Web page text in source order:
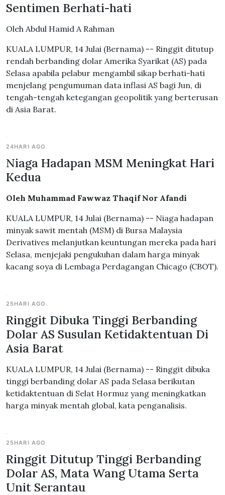
Sentimen Berhati-hati
Oleh Abdul Hamid A Rahman
KUALA LUMPUR, 14 Julai (Bernama) -- Ringgit ditutup
rendah berbanding dolar Amerika Syarikat (AS) pada
Selasa apabila pelabur mengambil sikap berhati-hati
menjelang pengumuman data inflasi AS bagi Jun, di
tengah-tengah ketegangan geopolitik yang berterusan
di Asia Barat.
24HARI AGO
Niaga Hadapan MSM Meningkat Hari
Kedua
Oleh Muhammad Fawwaz Thaqif Nor Afandi
KUALA LUMPUR, 14 Julai (Bernama) -- Niaga hadapan
minyak sawit mentah (MSM) di Bursa Malaysia
Derivatives melanjutkan keuntungan mereka pada hari
Selasa, menjejaki pengukuhan dalam harga minyak
kacang soya di Lembaga Perdagangan Chicago (CBOT).
25HARI AGO
Ringgit Dibuka Tinggi Berbanding
Dolar AS Susulan Ketidaktentuan Di
Asia Barat
KUALA LUMPUR, 14 Julai (Bernama) -- Ringgit dibuka
tinggi berbanding dolar AS pada Selasa berikutan
ketidaktentuan di Selat Hormuz yang meningkatkan
harga minyak mentah global, kata penganalisis.
25HARI AGO
Ringgit Ditutup Tinggi Berbanding
Dolar AS, Mata Wang Utama Serta
Unit Serantau